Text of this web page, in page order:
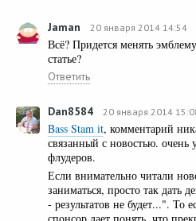
Jaman 20 января 2014 14:54
Всё? Придется менять
статье?
Ответить
Dan8584 20 января 2014
Bass Stam it, комментарий
связанный с новостью. очень
флудеров.
Если внимательно читали
заниматься, просто так дать
- результатов не будет...". То
спонсор дает понять, что